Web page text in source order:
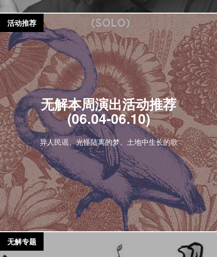
无解本周演出活动推荐
(06.04-06.10)
异人民谣、光怪陆离的梦、土地中生长的歌
活动推荐
无解专题